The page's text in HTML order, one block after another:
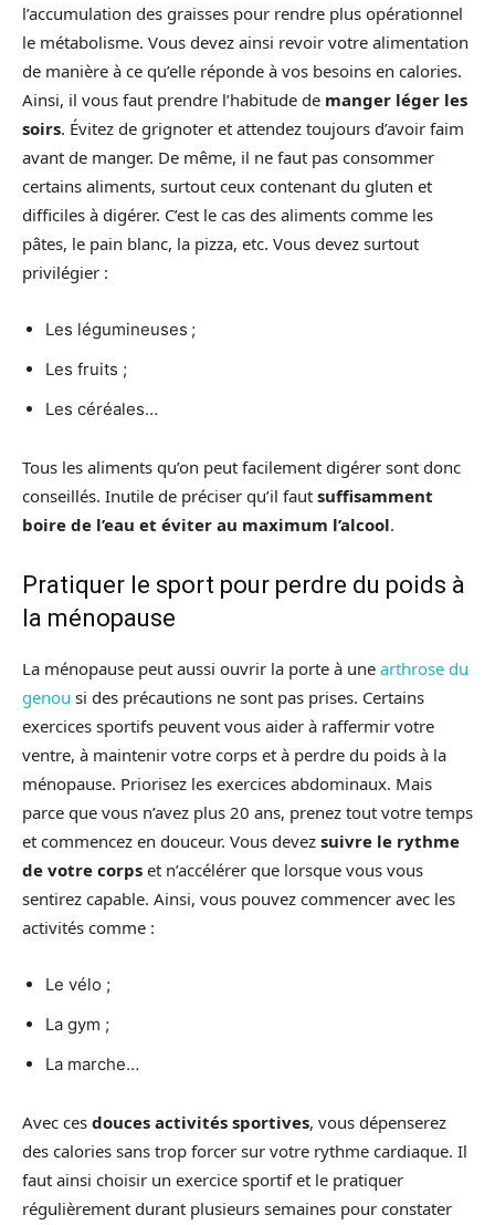
l’accumulation des graisses pour rendre plus opérationnel
le métabolisme. Vous devez ainsi revoir votre alimentation
de manière à ce qu’elle réponde à vos besoins en calories.
Ainsi, il vous faut prendre l’habitude de manger léger les
soirs. Évitez de grignoter et attendez toujours d’avoir faim
avant de manger. De même, il ne faut pas consommer
certains aliments, surtout ceux contenant du gluten et
difficiles à digérer. C’est le cas des aliments comme les
pâtes, le pain blanc, la pizza, etc. Vous devez surtout
privilégier :
Les légumineuses ;
Les fruits ;
Les céréales…
Tous les aliments qu’on peut facilement digérer sont donc
conseillés. Inutile de préciser qu’il faut suffisamment
boire de l’eau et éviter au maximum l’alcool.
Pratiquer le sport pour perdre du poids à
la ménopause
La ménopause peut aussi ouvrir la porte à une arthrose du
genou si des précautions ne sont pas prises. Certains
exercices sportifs peuvent vous aider à raffermir votre
ventre, à maintenir votre corps et à perdre du poids à la
ménopause. Priorisez les exercices abdominaux. Mais
parce que vous n’avez plus 20 ans, prenez tout votre temps
et commencez en douceur. Vous devez suivre le rythme
de votre corps et n’accélérer que lorsque vous vous
sentirez capable. Ainsi, vous pouvez commencer avec les
activités comme :
Le vélo ;
La gym ;
La marche…
Avec ces douces activités sportives, vous dépenserez
des calories sans trop forcer sur votre rythme cardiaque. Il
faut ainsi choisir un exercice sportif et le pratiquer
régulièrement durant plusieurs semaines pour constater